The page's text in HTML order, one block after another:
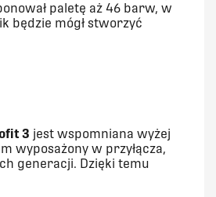
paletę aż 46 barw, w
będzie mógł stworzyć
3 jest wspomniana wyżej
wyposażony w przyłącza,
generacji. Dzięki temu